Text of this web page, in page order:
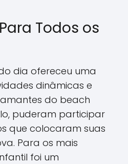
Todos os
dia ofereceu uma
dinâmicas e
do beach
puderam participar
que colocaram suas
Para os mais
foi um